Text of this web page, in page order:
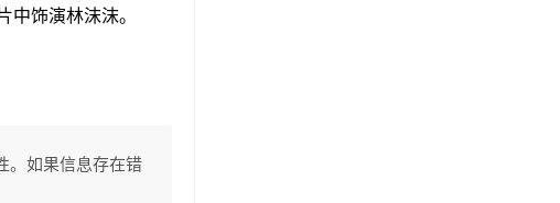
饰演林沫沫。
。如果信息存在错